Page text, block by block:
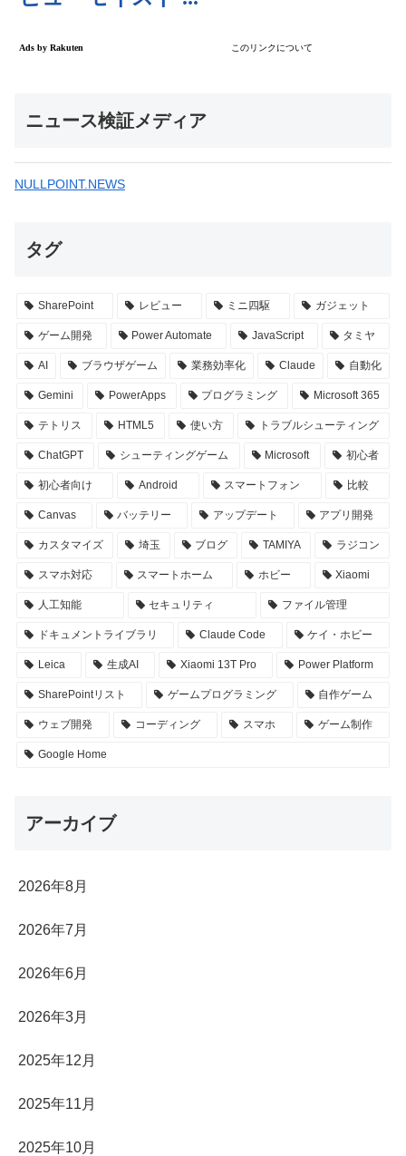
ニュース検証メディア
NULLPOINT.NEWS
タグ
SharePoint レビュー ミニ四駆 ガジェット
ゲーム開発 Power Automate JavaScript タミヤ
AI ブラウザゲーム 業務効率化 Claude 自動化
Gemini PowerApps プログラミング Microsoft 365
テトリス HTML5 使い方 トラブルシューティング
ChatGPT シューティングゲーム Microsoft 初心者
初心者向け Android スマートフォン 比較
Canvas バッテリー アップデート アプリ開発
カスタマイズ 埼玉 ブログ TAMIYA ラジコン
スマホ対応 スマートホーム ホビー Xiaomi
人工知能 セキュリティ ファイル管理
ドキュメントライブラリ Claude Code ケイ・ホビー
Leica 生成AI Xiaomi 13T Pro Power Platform
SharePointリスト ゲームプログラミング 自作ゲーム
ウェブ開発 コーディング スマホ ゲーム制作
Google Home
アーカイブ
2026年8月
2026年7月
2026年6月
2026年3月
2025年12月
2025年11月
2025年10月